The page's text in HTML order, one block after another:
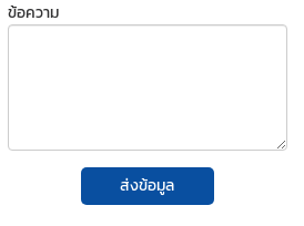
ข้อความ
ส่งข้อมูล